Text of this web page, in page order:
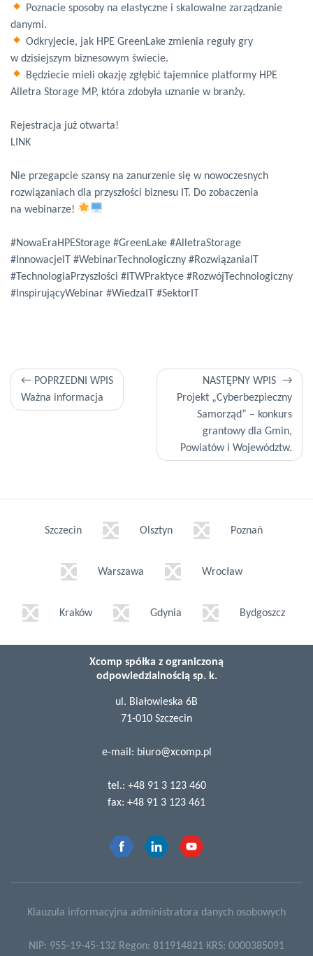
Poznacie sposoby na elastyczne i skalowalne zarządzanie
danymi.
Odkryjecie, jak HPE GreenLake zmienia reguły gry
w dzisiejszym biznesowym świecie.
Będziecie mieli okazję zgłębić tajemnice platformy HPE
Alletra Storage MP, która zdobyła uznanie w branży.
Rejestracja już otwarta!
LINK
Nie przegapcie szansy na zanurzenie się w nowoczesnych
rozwiązaniach dla przyszłości biznesu IT. Do zobaczenia
na webinarze!
#NowaEraHPEStorage #GreenLake #AlletraStorage
#InnowacjeIT #WebinarTechnologiczny #RozwiązaniaIT
#TechnologiaPrzyszłości #ITWPraktyce #RozwójTechnologiczny
#InspirującyWebinar #WiedzaIT #SektorIT
Nawigacja
wpisu
POPRZEDNI WPIS
Ważna informacja
NASTĘPNY WPIS
Projekt „Cyberbezpieczny
Samorząd” – konkurs
grantowy dla Gmin,
Powiatów i Województw.
Szczecin Olsztyn Poznań
Warszawa Wrocław
Kraków Gdynia Bydgoszcz
Xcomp spółka z ograniczoną
odpowiedzialnością sp. k.
ul. Białowieska 6B
71-010 Szczecin
e-mail: biuro@xcomp.pl
tel.: +48 91 3 123 460
fax: +48 91 3 123 461
Klauzula informacyjna administratora danych osobowych
NIP: 955-19-45-132 Regon: 811914821 KRS: 0000385091